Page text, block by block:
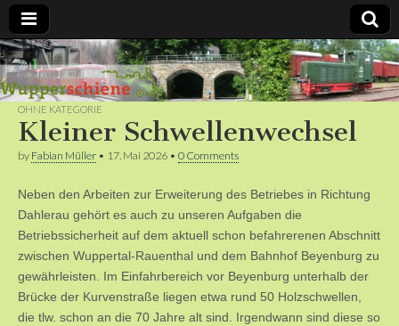
Bergische
Bahnen /
Förderverein
Wupperschiene
e.V.
OHNE KATEGORIE
Kleiner Schwellenwechsel
by Fabian Müller • 17. Mai 2026 • 0 Comments
Neben den Arbeiten zur Erweiterung des Betriebes in Richtung
Dahlerau gehört es auch zu unseren Aufgaben die
Betriebssicherheit auf dem aktuell schon befahrerenen Abschnitt
zwischen Wuppertal-Rauenthal und dem Bahnhof Beyenburg zu
gewährleisten. Im Einfahrbereich vor Beyenburg unterhalb der
Brücke der Kurvenstraße liegen etwa rund 50 Holzschwellen,
die tlw. schon an die 70 Jahre alt sind. Irgendwann sind diese so